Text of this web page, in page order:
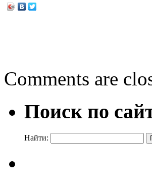
Comments are
Поиск по
Найти: